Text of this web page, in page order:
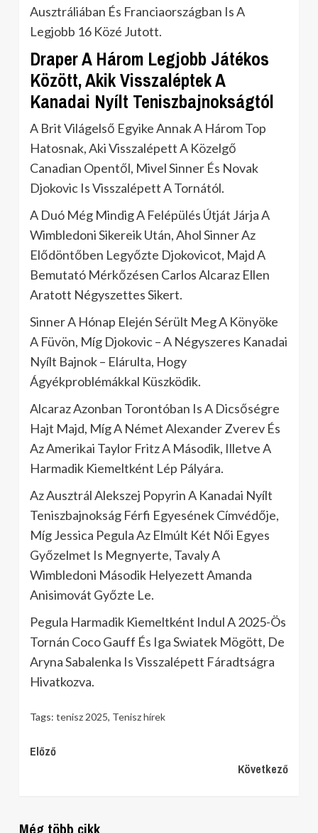
Ausztráliában És Franciaországban Is A
Legjobb 16 Közé Jutott.
Draper A Három Legjobb Játékos
Között, Akik Visszaléptek A
Kanadai Nyílt Teniszbajnokságtól
A Brit Világelső Egyike Annak A Három Top
Hatosnak, Aki Visszalépett A Közelgő
Canadian Opentől, Mivel Sinner És Novak
Djokovic Is Visszalépett A Tornától.
A Duó Még Mindig A Felépülés Útját Járja A
Wimbledoni Sikereik Után, Ahol Sinner Az
Elődöntőben Legyőzte Djokovicot, Majd A
Bemutató Mérkőzésen Carlos Alcaraz Ellen
Aratott Négyszettes Sikert.
Sinner A Hónap Elején Sérült Meg A Könyöke
A Füvön, Míg Djokovic – A Négyszeres Kanadai
Nyílt Bajnok – Elárulta, Hogy
Ágyékproblémákkal Küszködik.
Alcaraz Azonban Torontóban Is A Dicsőségre
Hajt Majd, Míg A Német Alexander Zverev És
Az Amerikai Taylor Fritz A Második, Illetve A
Harmadik Kiemeltként Lép Pályára.
Az Ausztrál Alekszej Popyrin A Kanadai Nyílt
Teniszbajnokság Férfi Egyesének Címvédője,
Míg Jessica Pegula Az Elmúlt Két Női Egyes
Győzelmet Is Megnyerte, Tavaly A
Wimbledoni Második Helyezett Amanda
Anisimovát Győzte Le.
Pegula Harmadik Kiemeltként Indul A 2025-Ös
Tornán Coco Gauff És Iga Swiatek Mögött, De
Aryna Sabalenka Is Visszalépett Fáradtságra
Hivatkozva.
Tags: tenisz 2025, Tenisz hírek
Continue
Előző
Következő
Még több cikk